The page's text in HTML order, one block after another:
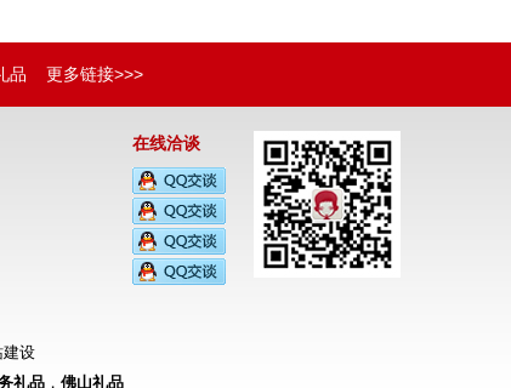
品 更多链接>>>
在线洽谈
建设
礼品， 佛山礼品